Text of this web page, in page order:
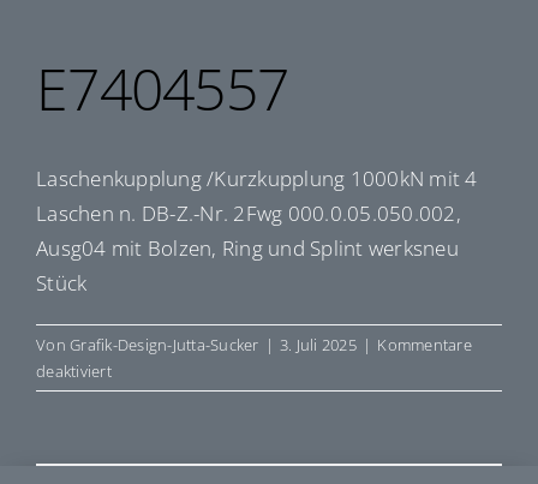
E7404557
Laschenkupplung /Kurzkupplung 1000kN mit 4
Laschen n. DB-Z.-Nr. 2Fwg 000.0.05.050.002,
Ausg04 mit Bolzen, Ring und Splint werksneu
Stück
VonGrafik-Design-Jutta-Sucker | 3. Juli 2025 | Kommentare
deaktiviertfür
E7404557